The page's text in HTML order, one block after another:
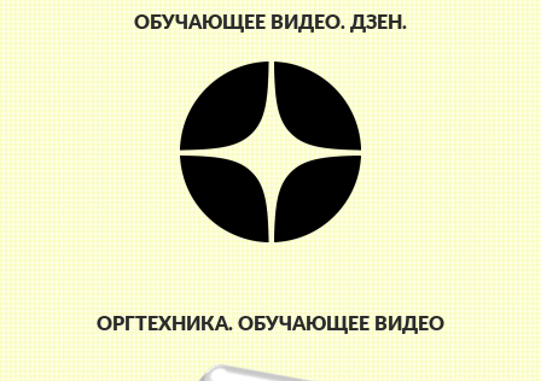
ОБУЧАЮЩЕЕ ВИДЕО. ДЗЕН.
ОРГТЕХНИКА. ОБУЧАЮЩЕЕ ВИДЕО